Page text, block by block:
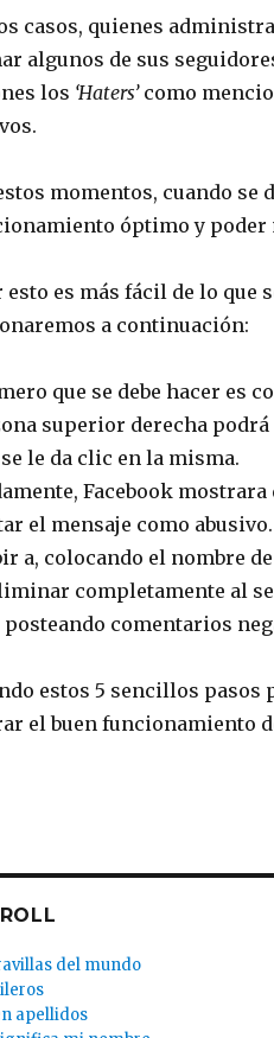
casos, quienes
algunos de sus
los ‘Haters’como
momentos, cuando
óptimo y poder
esto es más fácil de lo que
a continuación:
que se debe hacer es
superior derecha podrá
le da clic en la misma.
Facebook
el mensaje como abusivo.
a, colocando el nombre
completamente al
comentarios
estos 5 sencillos pasos
el buen funcionamiento
del mundo
apellidos